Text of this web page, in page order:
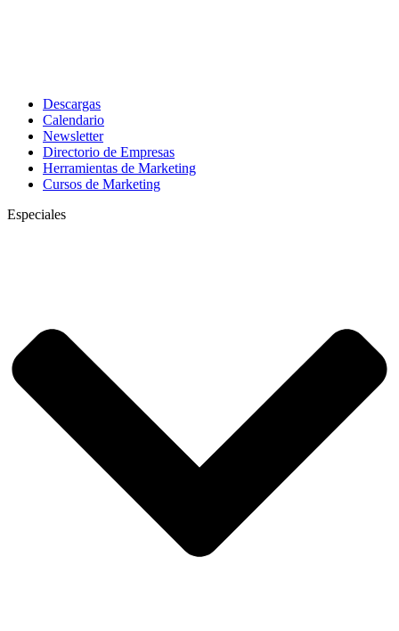
Descargas
Calendario
Newsletter
Directorio de Empresas
Herramientas de Marketing
Cursos de Marketing
Especiales